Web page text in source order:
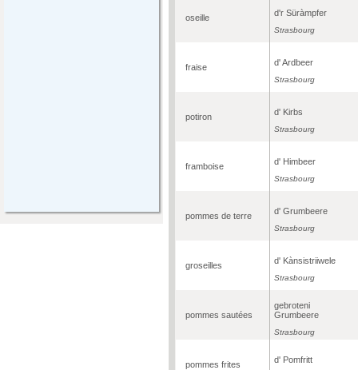
oseille d'r Süràmpfer
Strasbourg
fraise d' Ardbeer
Strasbourg
potiron d' Kirbs
Strasbourg
framboise d' Himbeer
Strasbourg
pommes de terre d' Grumbeere
Strasbourg
groseilles d' Kànsistriiwele
Strasbourg
pommes sautées
gebroteni
Grumbeere
Strasbourg
pommes frites d' Pomfritt